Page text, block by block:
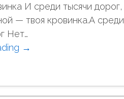
й
с
я
а
И среди тысячи дорог,
— твоя кровинка.А среди
Нет…
"
в
→